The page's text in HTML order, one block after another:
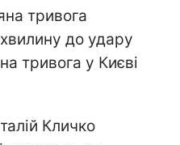
тривога
до удару
тривога у Києві
Кличко